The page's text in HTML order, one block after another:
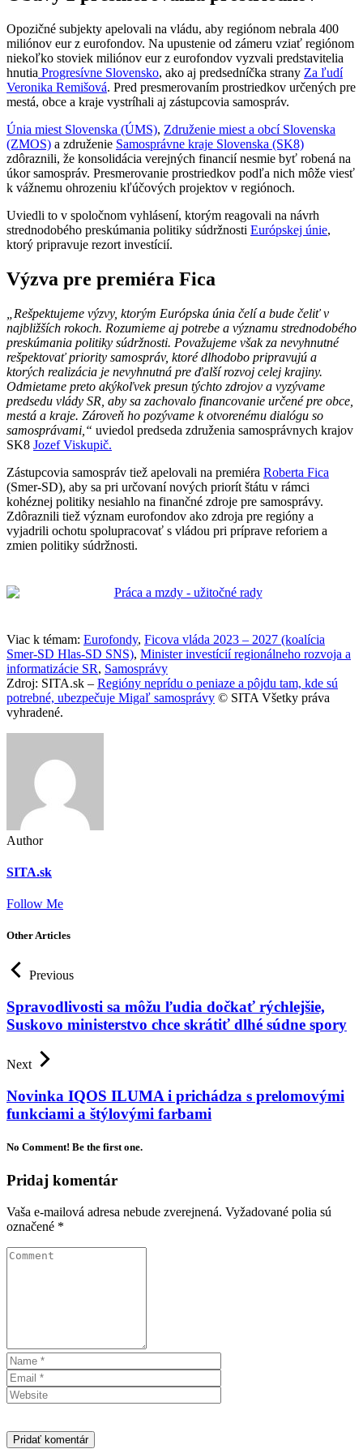
Opozičné subjekty apelovali na vládu, aby regiónom nebrala 400
miliónov eur z eurofondov. Na upustenie od zámeru vziať regiónom
niekoľko stoviek miliónov eur z eurofondov vyzvali predstavitelia
hnutia Progresívne Slovensko, ako aj predsedníčka strany Za ľudí
Veronika Remišová. Pred presmerovaním prostriedkov určených pre
mestá, obce a kraje vystríhali aj zástupcovia samospráv.
Únia miest Slovenska (ÚMS), Združenie miest a obcí Slovenska
(ZMOS) a združenie Samosprávne kraje Slovenska (SK8)
zdôraznili, že konsolidácia verejných financií nesmie byť robená na
úkor samospráv. Presmerovanie prostriedkov podľa nich môže viesť
k vážnemu ohrozeniu kľúčových projektov v regiónoch.
Uviedli to v spoločnom vyhlásení, ktorým reagovali na návrh
strednodobého preskúmania politiky súdržnosti Európskej únie,
ktorý pripravuje rezort investícií.
Výzva pre premiéra Fica
„Rešpektujeme výzvy, ktorým Európska únia čelí a bude čeliť v
najbližších rokoch. Rozumieme aj potrebe a významu strednodobého
preskúmania politiky súdržnosti. Považujeme však za nevyhnutné
rešpektovať priority samospráv, ktoré dlhodobo pripravujú a
ktorých realizácia je nevyhnutná pre ďalší rozvoj celej krajiny.
Odmietame preto akýkoľvek presun týchto zdrojov a vyzývame
predsedu vlády SR, aby sa zachovalo financovanie určené pre obce,
mestá a kraje. Zároveň ho pozývame k otvorenému dialógu so
samosprávami,“ uviedol predseda združenia samosprávnych krajov
SK8 Jozef Viskupič.
Zástupcovia samospráv tiež apelovali na premiéra Roberta Fica
(Smer-SD), aby sa pri určovaní nových priorít štátu v rámci
kohéznej politiky nesiahlo na finančné zdroje pre samosprávy.
Zdôraznili tiež význam eurofondov ako zdroja pre regióny a
vyjadrili ochotu spolupracovať s vládou pri príprave reforiem a
zmien politiky súdržnosti.
Viac k témam: Eurofondy, Ficova vláda 2023 – 2027 (koalícia
Smer-SD Hlas-SD SNS), Minister investícií regionálneho rozvoja a
informatizácie SR, Samosprávy
Zdroj: SITA.sk – Regióny neprídu o peniaze a pôjdu tam, kde sú
potrebné, ubezpečuje Migaľ samosprávy © SITA Všetky práva
vyhradené.
Author
SITA.sk
Follow Me
Other Articles
Previous
Spravodlivosti sa môžu ľudia dočkať rýchlejšie,
Suskovo ministerstvo chce skrátiť dlhé súdne spory
Next
Novinka IQOS ILUMA i prichádza s prelomovými
funkciami a štýlovými farbami
No Comment! Be the first one.
Pridaj komentár
Vaša e-mailová adresa nebude zverejnená. Vyžadované polia sú
označené *